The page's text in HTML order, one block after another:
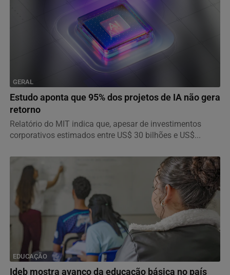
GERAL
Estudo aponta que 95% dos projetos de IA não gera
retorno
Relatório do MIT indica que, apesar de investimentos
corporativos estimados entre US$ 30 bilhões e US$...
EDUCAÇÃO
Ideb mostra avanço da educação básica no país